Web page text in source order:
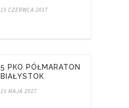
15 CZERWCA 2017
5 PKO PÓŁMARATON
BIAŁYSTOK
15 MAJA 2017